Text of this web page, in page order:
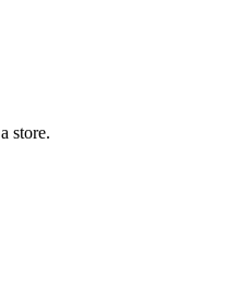
a store.